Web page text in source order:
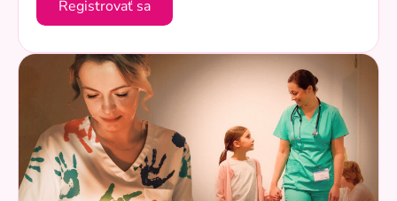
Registrovať sa